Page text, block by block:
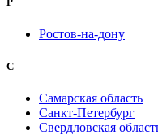
Ростов-на-дону
С
Самарская область
Санкт-Петербург
Свердловская